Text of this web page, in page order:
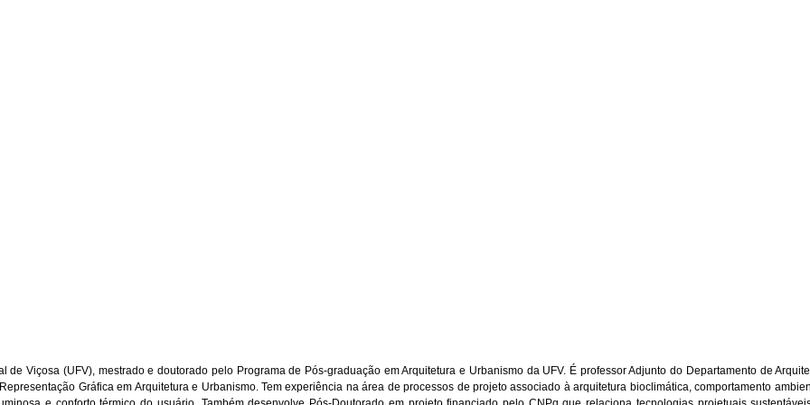
Viçosa (UFV), mestrado e doutorado pelo Programa de Pós-graduação em Arquitetura e Urbanismo da UFV. É professor Adjunto do Departamento de
Gráfica em Arquitetura e Urbanismo. Tem experiência na área de processos de projeto associado à arquitetura bioclimática, comportamento